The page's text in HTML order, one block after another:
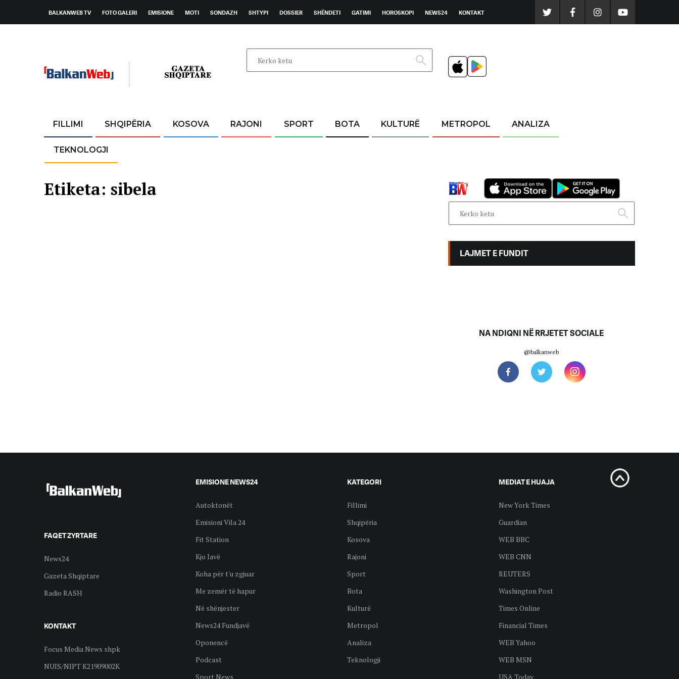
BALKANWEB TV FOTO GALERI EMISIONE MOTI SONDAZH SHTYPI DOSSIER SHËNDETI GATIMI HOROSKOPI NEWS24 KONTAKT
FILLIMI SHQIPËRIA KOSOVA RAJONI SPORT BOTA KULTURË METROPOL ANALIZA
TEKNOLOGJI
Etiketa: sibela
LAJMET E FUNDIT
NA NDIQNI NË RRJETET SOCIALE
@balkanweb
FAQET ZYRTARE
News24
Gazeta Shqiptare
Radio RASH
KONTAKT
Focus Media News shpk
NUIS/NIPT K21909002K
EMISIONE NEWS24
Autoktonët
Emisioni Vila 24
Fit Station
Kjo Javë
Koha për t'u zgjuar
Me zemër të hapur
Në shënjester
News24 Fundjavë
Oponencë
Podcast
Sport News
KATEGORI
Fillimi
Shqipëria
Kosova
Rajoni
Sport
Bota
Kulturë
Metropol
Analiza
Teknologji
MEDIAT E HUAJA
New York Times
Guardian
WEB BBC
WEB CNN
REUTERS
Washington Post
Times Online
Financial Times
WEB Yahoo
WEB MSN
USA Today